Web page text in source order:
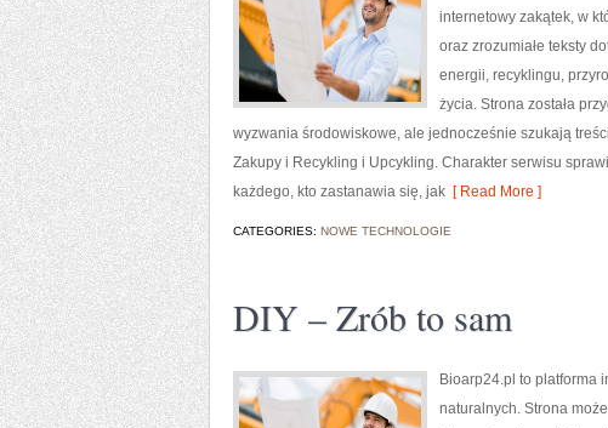
internetowy zakątek, w
oraz zrozumiałe teksty
energii, recyklingu,
życia. Strona została
wyzwania środowiskowe, ale jednocześnie szukają
Zakupy i Recykling i Upcykling. Charakter serwisu
każdego, kto zastanawia się, jak [ Read More ]
CATEGORIES: NOWE TECHNOLOGIE
DIY – Zrób to sam
Bioarp24.pl to platforma
naturalnych. Strona